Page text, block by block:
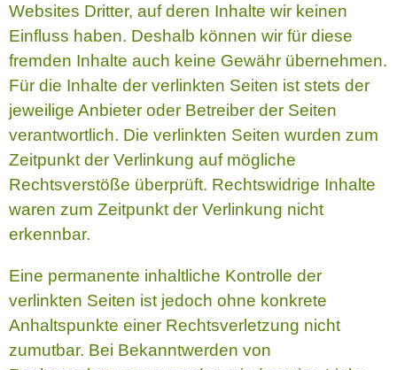
Websites Dritter, auf deren Inhalte wir keinen
Einfluss haben. Deshalb können wir für diese
fremden Inhalte auch keine Gewähr übernehmen.
Für die Inhalte der verlinkten Seiten ist stets der
jeweilige Anbieter oder Betreiber der Seiten
verantwortlich. Die verlinkten Seiten wurden zum
Zeitpunkt der Verlinkung auf mögliche
Rechtsverstöße überprüft. Rechtswidrige Inhalte
waren zum Zeitpunkt der Verlinkung nicht
erkennbar.
Eine permanente inhaltliche Kontrolle der
verlinkten Seiten ist jedoch ohne konkrete
Anhaltspunkte einer Rechtsverletzung nicht
zumutbar. Bei Bekanntwerden von